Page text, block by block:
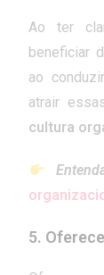
Ao ter
beneficiar
ao
atrair
cultura
5.